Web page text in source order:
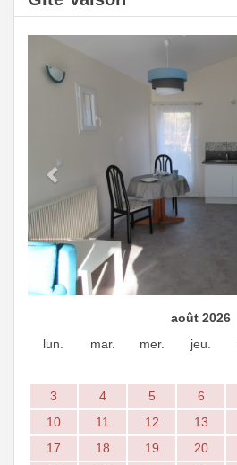
Previous
août 2026
lun.
mar. mer. jeu.
3
4 5 6
10
11 12 13
17
18 19 20